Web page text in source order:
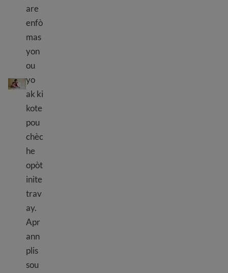
Ki jan yo jwenn yon travay
are
enfò
mas
yon
ou
yo
ak ki
kote
pou
chèc
he
opòt
inite
trav
ay.
Apr
ann
plis
sou